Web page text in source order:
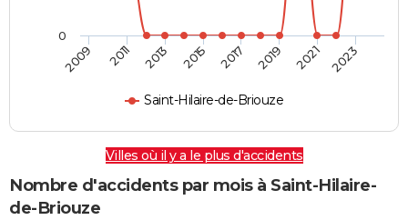
Saint-Hilaire-de-Briouze
2009 2011 2013 2015 2017 2019 2021 2023
0
Villes où il y a le plus d'accidents
Nombre d'accidents par mois à Saint-Hilaire-
de-Briouze